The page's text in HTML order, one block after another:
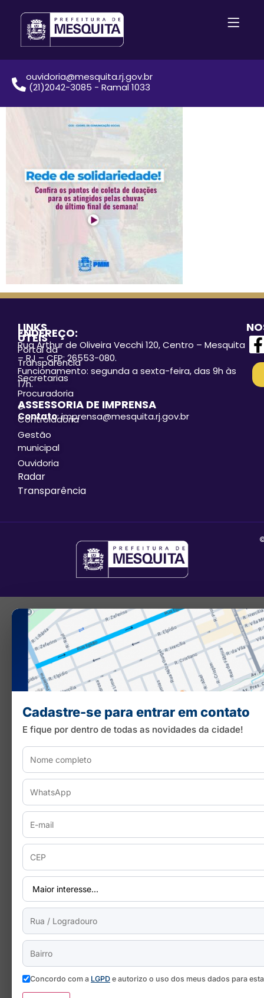
ouvidoria@mesquita.rj.gov.br
(21)2042-3085 - Ramal 1033
LINKS
ÚTEIS
Portal da
Transparência
Secretarias
Procuradoria
e
Controladoria
Gestão
municipal
Ouvidoria
Radar
Transparência
ENDEREÇO:
Rua Arthur de Oliveira Vecchi 120, Centro – Mesquita
– RJ – CEP: 26553-080.
Funcionamento: segunda a sexta-feira, das 9h às
17h.
ASSESSORIA DE IMPRENSA
Contato: imprensa@mesquita.rj.gov.br
Cadastre-se para entrar em contato
E fique por dentro de todas as novidades da cidade!
Concordo com a LGPD e autorizo o uso dos meus dados para